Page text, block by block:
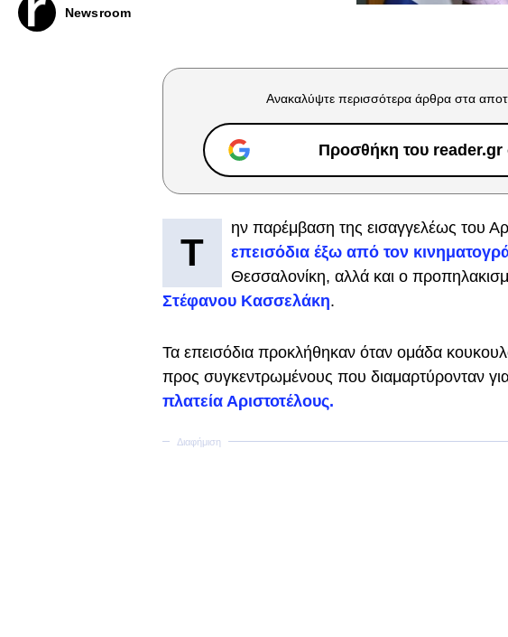
Newsroom
Ανακαλύψτε περισσότερα άρθρα στα
Προσθήκη του reader.gr
Τ
ην παρέμβαση της εισαγγελέως του
επεισόδια έξω από τον
Θεσσαλονίκη, αλλά και ο
Στέφανου Κασσελάκη.
Τα επεισόδια προκλήθηκαν όταν ομάδα
προς συγκεντρωμένους που διαμαρτύρονταν
πλατεία Αριστοτέλους.